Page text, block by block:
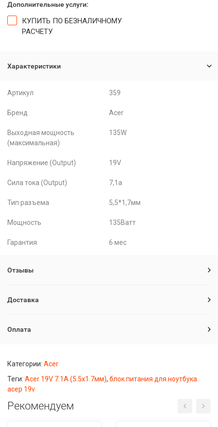
Дополнительные услуги:
КУПИТЬ ПО БЕЗНАЛИЧНОМУ
РАСЧЕТУ
Характеристики
Артикул 359
Бренд Acer
Выходная мощность
(максимальная)
135W
Напряжение (Output) 19V
Сила тока (Output) 7,1a
Тип разъема 5,5*1,7мм
Мощность 135Ватт
Гарантия 6 мес
Отзывы
Доставка
Оплата
Категории: Acer
Теги: Acer 19V 7.1A (5.5x1.7мм), блок питания для ноутбука
асер 19v
Рекомендуем